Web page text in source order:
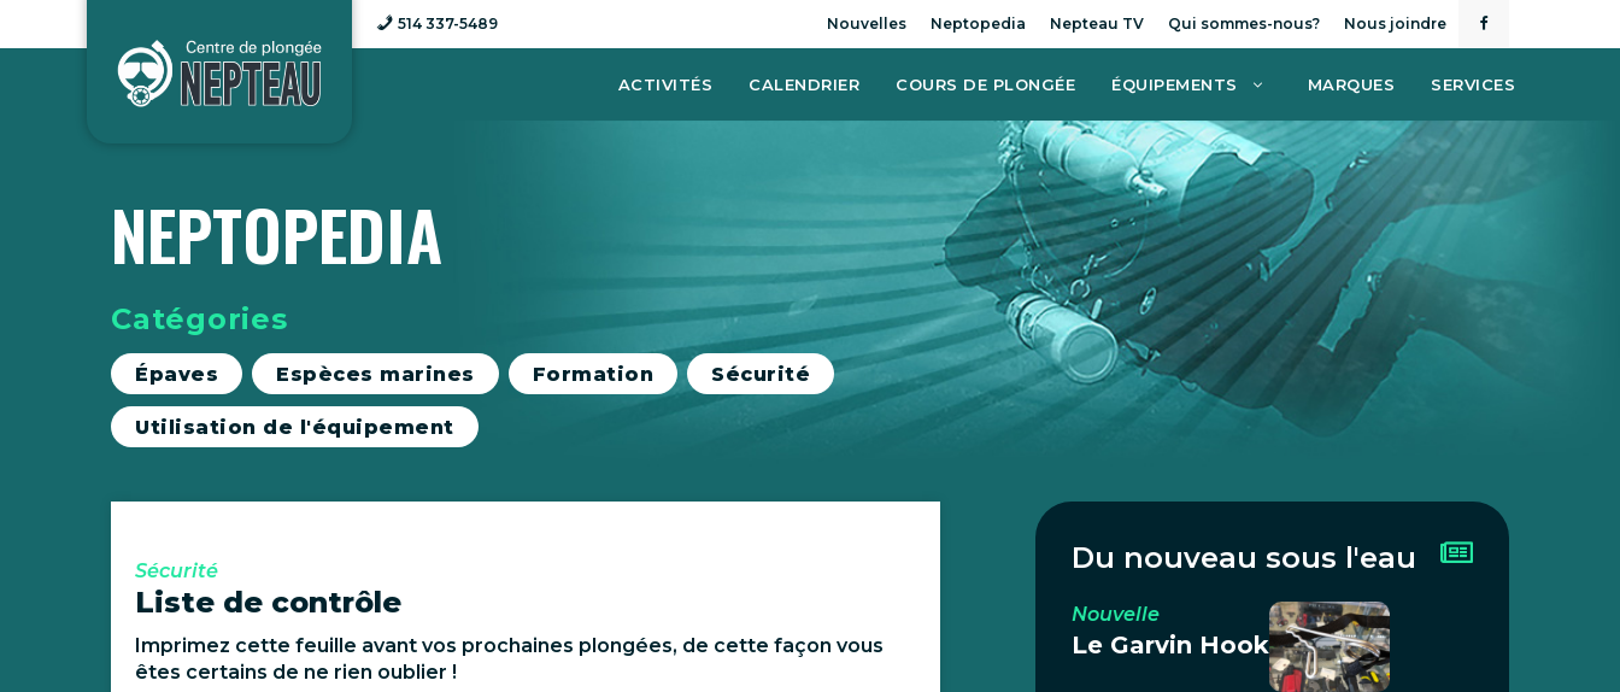
514 337-5489 Nouvelles Neptopedia Nepteau TV Qui sommes-nous? Nous joindre
ACTIVITÉS CALENDRIER COURS DE PLONGÉE ÉQUIPEMENTS MARQUES SERVICES
NEPTOPEDIA
Catégories
Épaves Espèces marines Formation Sécurité
Utilisation de l'équipement
Sécurité
Liste de contrôle
Imprimez cette feuille avant vos prochaines plongées, de cette façon vous
êtes certains de ne rien oublier !
Du nouveau sous l'eau
Nouvelle
Le Garvin Hook